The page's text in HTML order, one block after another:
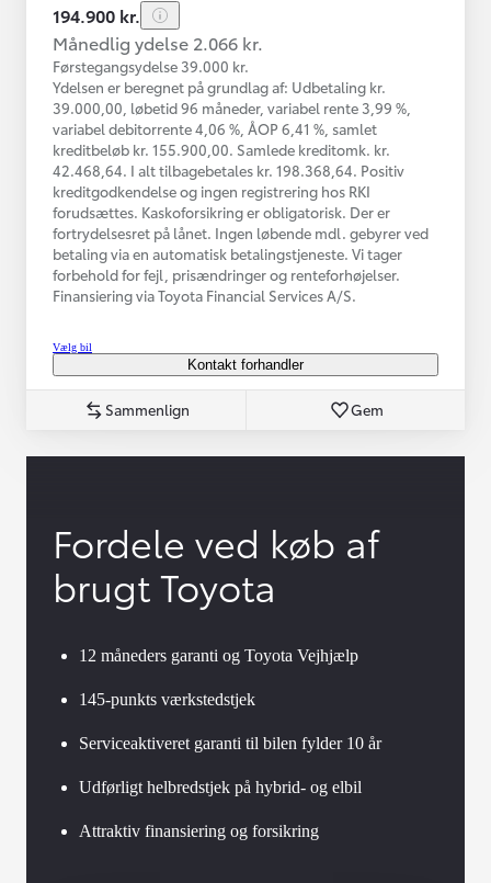
194.900 kr.
Månedlig ydelse 2.066 kr.
Førstegangsydelse 39.000 kr.
Ydelsen er beregnet på grundlag af: Udbetaling kr.
39.000,00, løbetid 96 måneder, variabel rente 3,99 %,
variabel debitorrente 4,06 %, ÅOP 6,41 %, samlet
kreditbeløb kr. 155.900,00. Samlede kreditomk. kr.
42.468,64. I alt tilbagebetales kr. 198.368,64. Positiv
kreditgodkendelse og ingen registrering hos RKI
forudsættes. Kaskoforsikring er obligatorisk. Der er
fortrydelsesret på lånet. Ingen løbende mdl. gebyrer ved
betaling via en automatisk betalingstjeneste. Vi tager
forbehold for fejl, prisændringer og renteforhøjelser.
Finansiering via Toyota Financial Services A/S.
Vælg bil
Kontakt forhandler
Sammenlign Gem
Fordele ved køb af
brugt Toyota
12 måneders garanti og Toyota Vejhjælp
145-punkts værkstedstjek
Serviceaktiveret garanti til bilen fylder 10 år
Udførligt helbredstjek på hybrid- og elbil
Attraktiv finansiering og forsikring